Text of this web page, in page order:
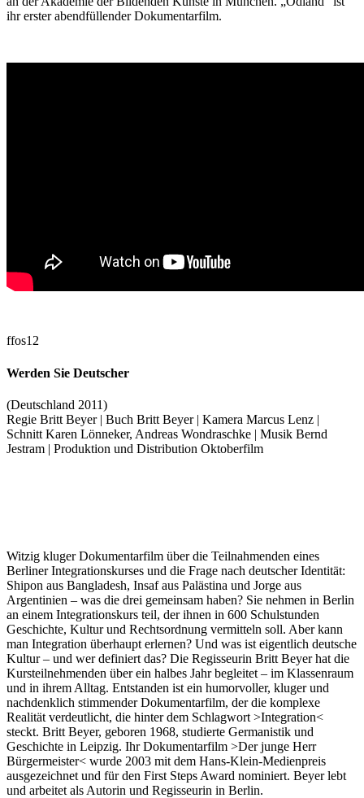
ihr erster abendfüllender Dokumentarfilm.
ffos12
Werden Sie Deutscher
(Deutschland 2011)
Regie Britt Beyer | Buch Britt Beyer | Kamera Marcus Lenz |
Schnitt Karen Lönneker, Andreas Wondraschke | Musik Bernd
Jestram | Produktion und Distribution Oktoberfilm
Witzig kluger Dokumentarfilm über die Teilnahmenden eines
Berliner Integrationskurses und die Frage nach deutscher Identität:
Shipon aus Bangladesh, Insaf aus Palästina und Jorge aus
Argentinien – was die drei gemeinsam haben? Sie nehmen in Berlin
an einem Integrationskurs teil, der ihnen in 600 Schulstunden
Geschichte, Kultur und Rechtsordnung vermitteln soll. Aber kann
man Integration überhaupt erlernen? Und was ist eigentlich deutsche
Kultur – und wer definiert das? Die Regisseurin Britt Beyer hat die
Kursteilnehmenden über ein halbes Jahr begleitet – im Klassenraum
und in ihrem Alltag. Entstanden ist ein humorvoller, kluger und
nachdenklich stimmender Dokumentarfilm, der die komplexe
Realität verdeutlicht, die hinter dem Schlagwort >Integration<
steckt. Britt Beyer, geboren 1968, studierte Germanistik und
Geschichte in Leipzig. Ihr Dokumentarfilm >Der junge Herr
Bürgermeister< wurde 2003 mit dem Hans-Klein-Medienpreis
ausgezeichnet und für den First Steps Award nominiert. Beyer lebt
und arbeitet als Autorin und Regisseurin in Berlin.